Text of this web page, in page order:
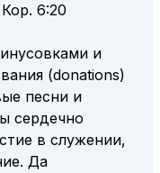
Кор. 6:20
и
(donations)
песни и
сердечно
в служении,
Да